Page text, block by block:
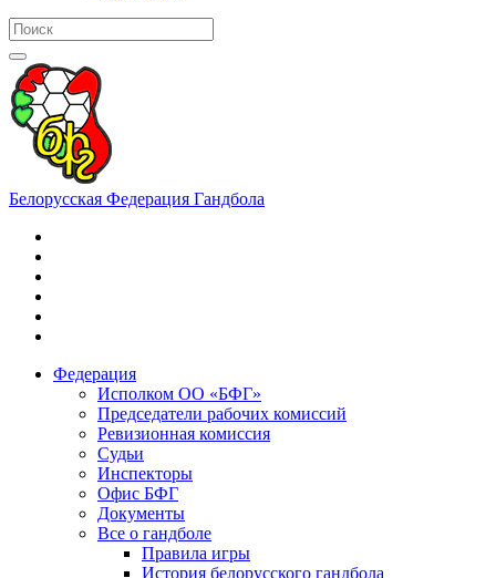
Белорусская Федерация Гандбола
Федерация
Исполком ОО «БФГ»
Председатели рабочих комиссий
Ревизионная комиссия
Судьи
Инспекторы
Офис БФГ
Документы
Все о гандболе
Правила игры
История белорусского гандбола